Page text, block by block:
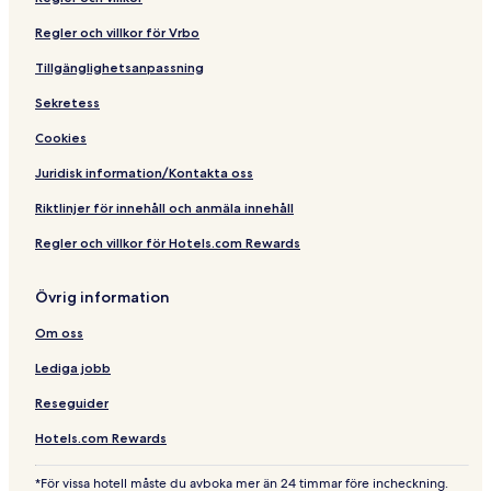
g
n
o
e
s
™
Regler och villkor för Vrbo
Tillgänglighetsanpassning
Sekretess
Cookies
Juridisk information/Kontakta oss
Riktlinjer för innehåll och anmäla innehåll
Regler och villkor för Hotels.com Rewards
Övrig information
Om oss
Lediga jobb
Reseguider
Hotels.com Rewards
*För vissa hotell måste du avboka mer än 24 timmar före incheckning.